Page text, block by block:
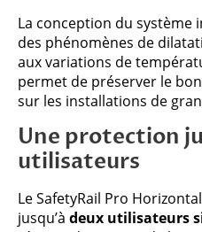
La conception du système
des phénomènes de
aux variations de
permet de préserver le
sur les installations de
Une protection
utilisateurs
Le SafetyRail Pro
jusqu’à deux utilisateurs